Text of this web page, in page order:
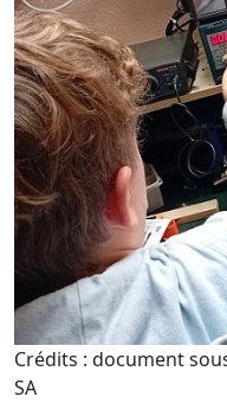
Crédits : document
SA